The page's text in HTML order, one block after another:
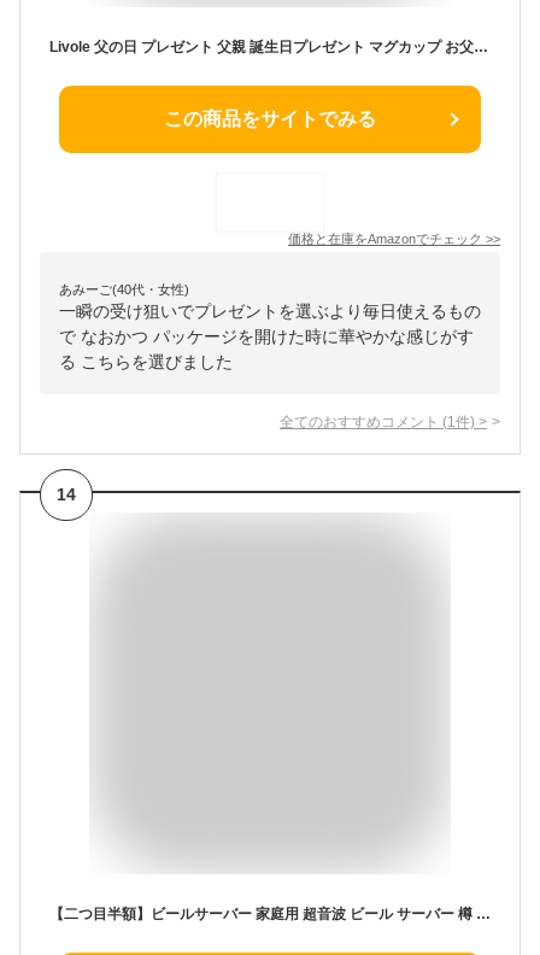
Livole 父の日 プレゼント 父親 誕生日プレゼント マグカップ お父さん 敬老の日 ギフト 蓋付き 陶器 おしゃれ 大容量 コーヒーカップ おもしろ コップ カップ コーヒー お茶 ジュース 食洗器応対 耐熱 耐冷 400ml 、黒
この商品をサイトでみる
価格と在庫をAmazonでチェック >>
あみーご(40代・女性)
一瞬の受け狙いでプレゼントを選ぶより毎日使えるもの
で なおかつ パッケージを開けた時に華やかな感じがす
る こちらを選びました
全てのおすすめコメント (1 件) >
14
【二つ目半額】ビールサーバー 家庭用 超音波 ビール サーバー 樽 お中元 ビールギフト ハンディヒールサバー 自宅 缶ビールサーバー 泡立て クリーミー泡 持ち運び 家庭用ビールサーバー